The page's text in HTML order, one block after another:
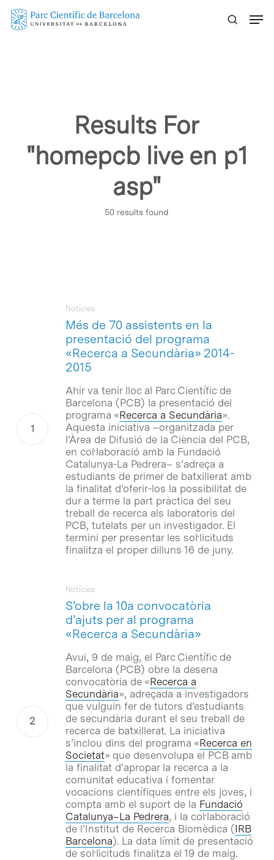
Skip
Results For
"homepcb live en p1
asp"
50 results found
Més de 70 assistents en la
presentació del programa
«Recerca a Secundària» 2014-
2015
Notícies
Ahir va tenir lloc al Parc Científic de
Barcelona (PCB) la presentació del
programa «Recerca a Secundària».
Aquesta iniciativa –organitzada per
l’Àrea de Difusió de la Ciència del PCB,
en col·laboració amb la Fundació
Catalunya-La Pedrera– s’adreça a
estudiants de primer de batxillerat amb
la finalitat d’oferir-los la possibilitat de
dur a terme la part pràctica del seu
treball de recerca als laboratoris del
PCB, tutelats per un investigador. El
termini per presentar les sol·licituds
finalitza el proper dilluns 16 de juny.
S’obre la 10a convocatòria
d’ajuts per al programa
«Recerca a Secundària»
Notícies
Avui, 9 de maig, el Parc Científic de
Barcelona (PCB) obre la desena
convocatòria de «Recerca a
Secundària», adreçada a investigadors
que vulguin fer de tutors d’estudiants
de secundària durant el seu treball de
recerca de batxillerat. La iniciativa
s’inclou dins del programa «Recerca en
Societat» que desenvolupa el PCB amb
la finalitat d’apropar la recerca a la
comunitat educativa i fomentar
vocacions científiques entre els joves, i
compta amb el suport de la Fundació
Catalunya–La Pedrera, i la col·laboració
de l’Institut de Recerca Biomèdica (IRB
Barcelona). La data límit de presentació
de sol·licituds finalitza el 19 de maig.